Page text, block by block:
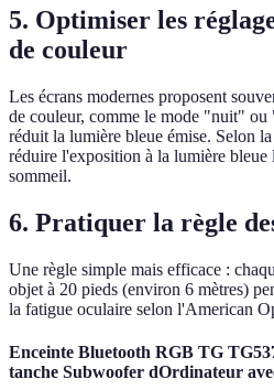
5. Optimiser les
de couleur
Les écrans modernes proposent
de couleur, comme le mode "nuit"
réduit la lumière bleue émise. Selon
réduire l'exposition à la lumière
sommeil.
6. Pratiquer la règle
Une règle simple mais efficace :
objet à 20 pieds (environ 6 mètres)
la fatigue oculaire selon l'American
Enceinte Bluetooth RGB TG
tanche Subwoofer dOrdinateur